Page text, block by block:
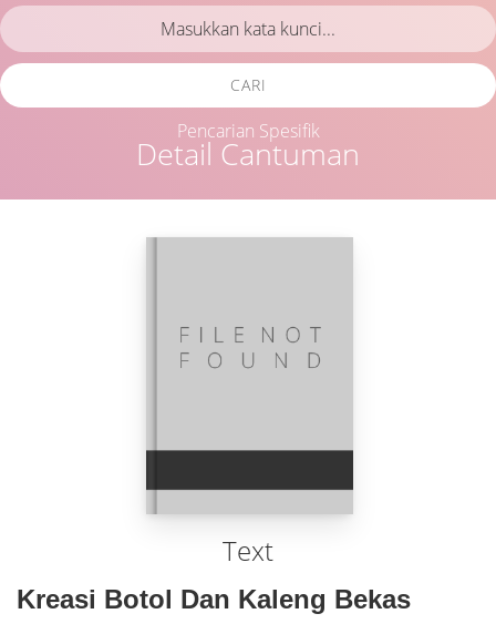
Detail Cantuman
CARI
Pencarian Spesifik
Text
Kreasi Botol Dan Kaleng Bekas